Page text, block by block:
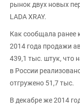
рынок двух новых
LADA XRAY.
Как сообщала ранее
2014 года продажи
439,1 тыс. штук, что
в России
отгружено 51,7 тыс.
В декабре же 2014